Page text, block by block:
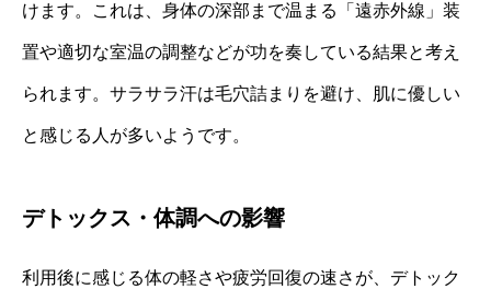
けます。これは、身体の深部まで温まる「遠赤外線」装
置や適切な室温の調整などが功を奏している結果と考え
られます。サラサラ汗は毛穴詰まりを避け、肌に優しい
と感じる人が多いようです。
デトックス・体調への影響
利用後に感じる体の軽さや疲労回復の速さが、デトック